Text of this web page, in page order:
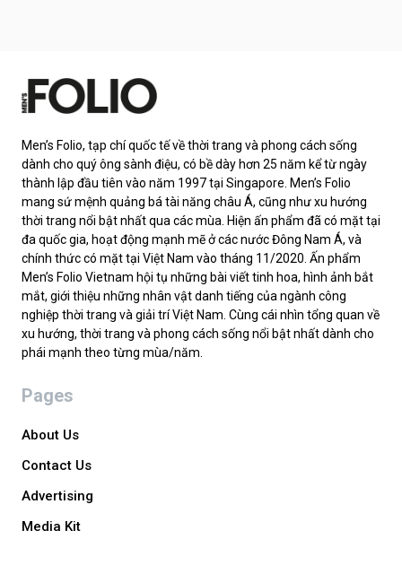
Men’s Folio, tạp chí quốc tế về thời trang và phong cách sống
dành cho quý ông sành điệu, có bề dày hơn 25 năm kể từ ngày
thành lập đầu tiên vào năm 1997 tại Singapore. Men’s Folio
mang sứ mệnh quảng bá tài năng châu Á, cũng như xu hướng
thời trang nổi bật nhất qua các mùa. Hiện ấn phẩm đã có mặt tại
đa quốc gia, hoạt động mạnh mẽ ở các nước Đông Nam Á, và
chính thức có mặt tại Việt Nam vào tháng 11/2020. Ấn phẩm
Men’s Folio Vietnam hội tụ những bài viết tinh hoa, hình ảnh bắt
mắt, giới thiệu những nhân vật danh tiếng của ngành công
nghiệp thời trang và giải trí Việt Nam. Cùng cái nhìn tổng quan về
xu hướng, thời trang và phong cách sống nổi bật nhất dành cho
phái mạnh theo từng mùa/năm.
Pages
About Us
Contact Us
Advertising
Media Kit